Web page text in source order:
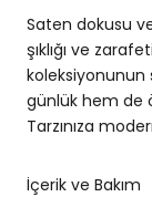
Saten dokusu
şıklığı ve
koleksiyonunun
günlük hem de
Tarzınıza
İçerik ve Bakım